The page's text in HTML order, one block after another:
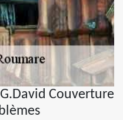
Couverture